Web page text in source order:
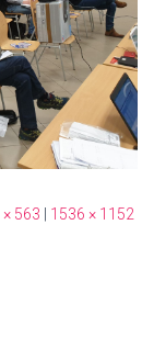
563 | 1536 × 1152